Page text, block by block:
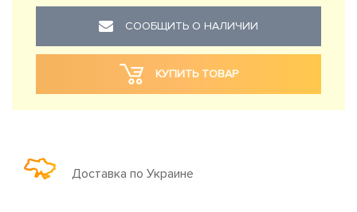
СООБЩИТЬ О НАЛИЧИИ
КУПИТЬ ТОВАР
Доставка по Украине